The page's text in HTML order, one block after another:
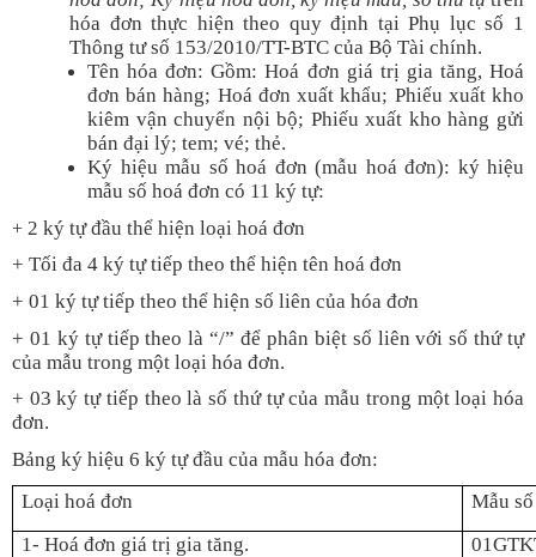
hóa đơn thực hiện theo quy định tại Phụ lục số 1
Thông tư số 153/2010/TT-BTC của Bộ Tài chính.
Tên hóa đơn: Gồm: Hoá đơn giá trị gia tăng, Hoá
đơn bán hàng; Hoá đơn xuất khẩu; Phiếu xuất kho
kiêm vận chuyển nội bộ; Phiếu xuất kho hàng gửi
bán đại lý; tem; vé; thẻ.
Ký hiệu mẫu số hoá đơn (mẫu hoá đơn): ký hiệu
mẫu số hoá đơn có 11 ký tự:
+ 2 ký tự đầu thể hiện loại hoá đơn
+ Tối đa 4 ký tự tiếp theo thể hiện tên hoá đơn
+ 01 ký tự tiếp theo thể hiện số liên của hóa đơn
+ 01 ký tự tiếp theo là “/” để phân biệt số liên với số thứ tự
của mẫu trong một loại hóa đơn.
+ 03 ký tự tiếp theo là số thứ tự của mẫu trong một loại hóa
đơn.
Bảng ký hiệu 6 ký tự đầu của mẫu hóa đơn:
Loại hoá đơn
Mẫu số
1- Hoáđơn giá trị gia tăng.